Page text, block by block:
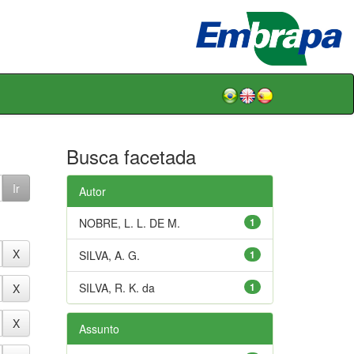
Busca facetada
Autor
1
NOBRE, L. L. DE M.
1
SILVA, A. G.
1
SILVA, R. K. da
Assunto